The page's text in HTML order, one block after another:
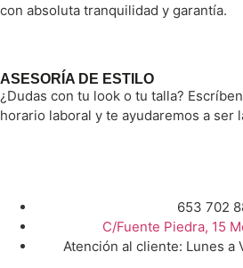
con absoluta tranquilidad y garantía.
ASESORÍA DE ESTILO
¿Dudas con tu look o tu talla?
horario laboral y te ayudaremos a ser
653 702
C/Fuente Piedra, 15
Atención al cliente: Lunes a